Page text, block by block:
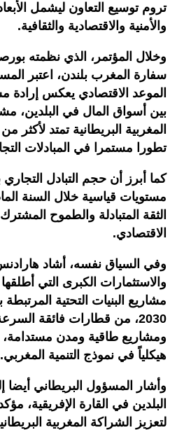
تروم توسيع التعاون ليشمل
والأمنية والاقتصادية والثقافية.
وخلال المؤتمر، الذي نظمته
سفارة المغرب بلندن، اعتبر
الموعد الاقتصادي يعكس إرادة
بين أسواق المال في البلدين،
المغربية البريطانية تمتد لأكثر
تطورا مستمرا في المبادلات
كما أبرز أن حجم التبادل
مستويات قياسية خلال السنة
الثقة المتبادلة والطموح
الاقتصادي.
وفي السياق نفسه، أشاد هارادنس
والاستثمارات الكبرى التي
مشاريع البنيات التحتية
2030، من قطارات فائقة
ومشاريع طاقية ومدن مستدامة،
هيكلياً في نموذج التنمية المغربي.
وأشار المسؤول البريطاني أيضا
البلدين في القارة الإفريقية،
لتعزيز الشراكة المغربية